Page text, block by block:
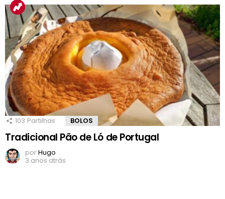
103 Partilhas BOLOS
Tradicional Pão de Ló de Portugal
porHugo
3 anos atrás